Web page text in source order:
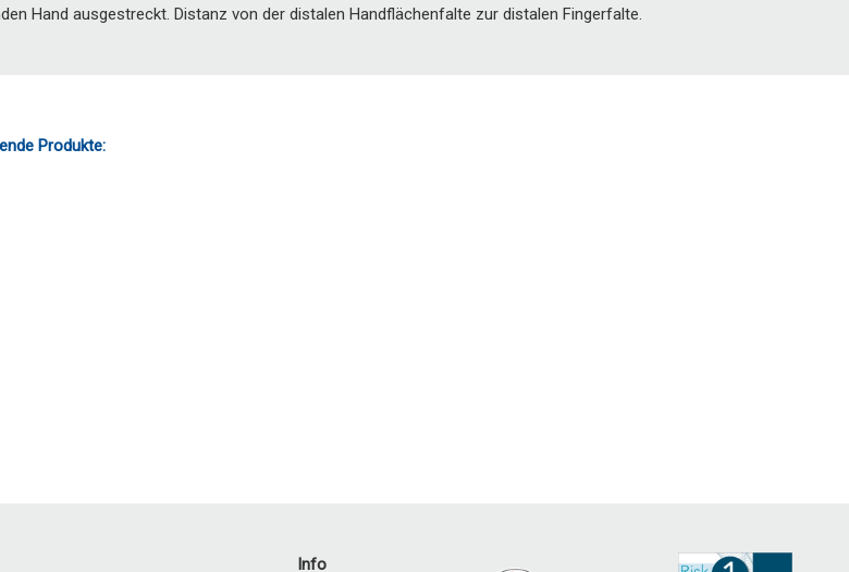
Hand ausgestreckt. Distanz von der distalen Handflächenfalte zur distalen Fingerfalte.
Produkte:
Info